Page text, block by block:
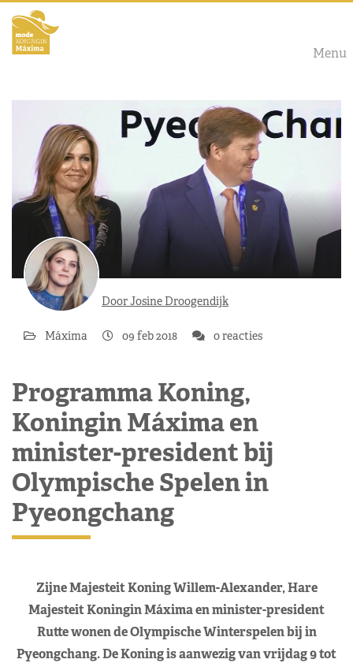
Menu
Door Josine Droogendijk
Máxima 09 feb 2018 0 reacties
Programma Koning,
Koningin Máxima en
minister-president bij
Olympische Spelen in
Pyeongchang
Zijne Majesteit Koning Willem-Alexander, Hare
Majesteit Koningin Máxima en minister-president
Rutte wonen de Olympische Winterspelen bij in
Pyeongchang. De Koning is aanwezig van vrijdag 9 tot